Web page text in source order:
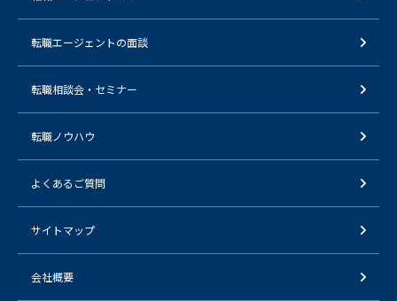
転職エージェントの面談
転職相談会・セミナー
転職ノウハウ
よくあるご質問
サイトマップ
会社概要